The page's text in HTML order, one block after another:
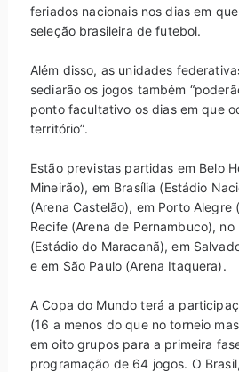
feriados nacionais nos dias em
seleção brasileira de futebol.
Além disso, as unidades
sediarão os jogos também
ponto facultativo os dias em que
território”.
Estão previstas partidas em Belo
Mineirão), em Brasília (Estádio
(Arena Castelão), em Porto Alegre
Recife (Arena de Pernambuco), no
(Estádio do Maracanã), em
e em São Paulo (Arena Itaquera).
A Copa do Mundo terá a
(16 a menos do que no torneio
em oito grupos para a primeira
programação de 64 jogos. O